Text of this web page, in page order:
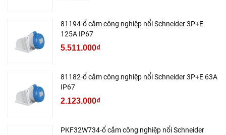
81194-ổ cắm công nghiệp nổi Schneider 3P+E
125A IP67
5.511.000₫
81182-ổ cắm công nghiệp nổi Schneider 3P+E 63A
IP67
2.123.000₫
PKF32W734-ổ cắm công nghiệp nổi Schneider